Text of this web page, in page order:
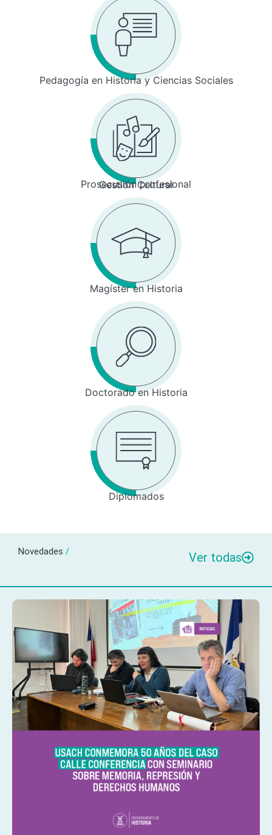
Pedagogía en Historia y Ciencias Sociales
Prosecusión profesional
Gestión Cultural
Magíster en Historia
Doctorado en Historia
Diplomados
Novedades / Ver todas